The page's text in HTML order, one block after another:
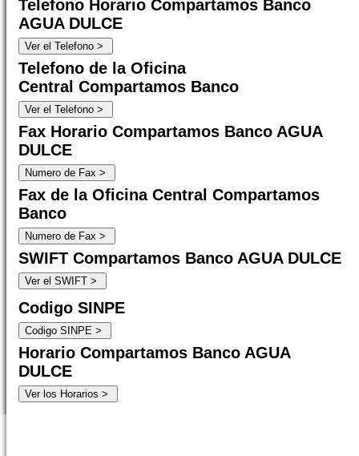
Telefono Horario Compartamos Banco
AGUA DULCE
Telefono de la Oficina
Central Compartamos Banco
Fax Horario Compartamos Banco AGUA
DULCE
Fax de la Oficina Central Compartamos
Banco
SWIFT Compartamos Banco AGUA DULCE
Codigo SINPE
Horario Compartamos Banco AGUA
DULCE